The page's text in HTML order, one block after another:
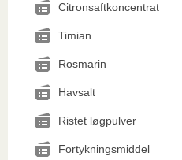
Citronsaftkoncentrat
Timian
Rosmarin
Havsalt
Ristet løgpulver
Fortykningsmiddel